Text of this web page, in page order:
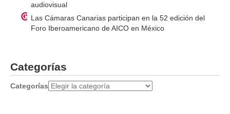
audiovisual
Las Cámaras Canarias participan en la 52 edición del
Foro Iberoamericano de AICO en México
Categorías
Categorías